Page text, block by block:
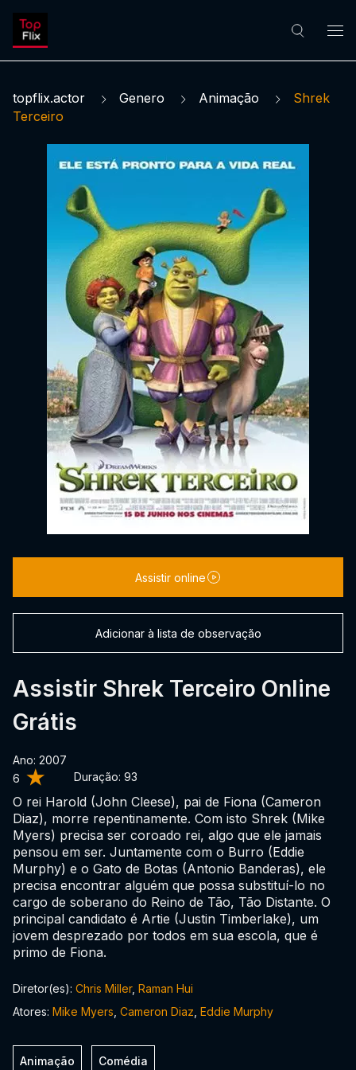
topflix.actor Genero Animação
Shrek
Terceiro
6 Duração: 93
Assistir Shrek Terceiro Online
Grátis
Ano: 2007
O rei Harold (John Cleese), pai de Fiona (Cameron
Diaz), morre repentinamente. Com isto Shrek (Mike
Myers) precisa ser coroado rei, algo que ele jamais
pensou em ser. Juntamente com o Burro (Eddie
Murphy) e o Gato de Botas (Antonio Banderas), ele
precisa encontrar alguém que possa substituí-lo no
cargo de soberano do Reino de Tão, Tão Distante. O
principal candidato é Artie (Justin Timberlake), um
jovem desprezado por todos em sua escola, que é
primo de Fiona.
Assistir online
Adicionar à lista de observação
Diretor(es): Chris Miller, Raman Hui
Atores: Mike Myers Cameron Diaz Eddie Murphy
Animação Comédia